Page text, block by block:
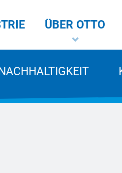
ÜBER OTTO
NACHHALTIGKEIT